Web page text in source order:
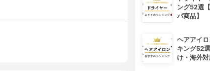
ング52選
パ商品】
ヘアアイ
キング52
け・海外